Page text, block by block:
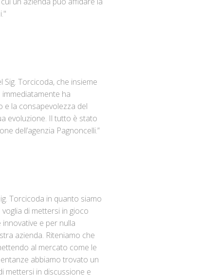
Sig. Torcicoda, che insieme
ha
la consapevolezza del
evoluzione. Il tutto è stato
dell’agenzia Pagnoncelli.”
Torcicoda in quanto siamo
di mettersi in gioco
e per nulla
azienda. Riteniamo che
al mercato come le
abbiamo trovato un
mettersi in discussione e